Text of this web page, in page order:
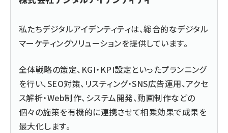
私たちデジタルアイデンティティは、総合的なデジタル
マーケティングソリューションを提供しています。
全体戦略の策定、KGI・KPI設定といったプランニング
を行い、SEO対策、リスティング・SNS広告運用、アクセ
ス解析・Web制作、システム開発、動画制作などの
個々の施策を有機的に連携させて相乗効果で成果を
最大化します。